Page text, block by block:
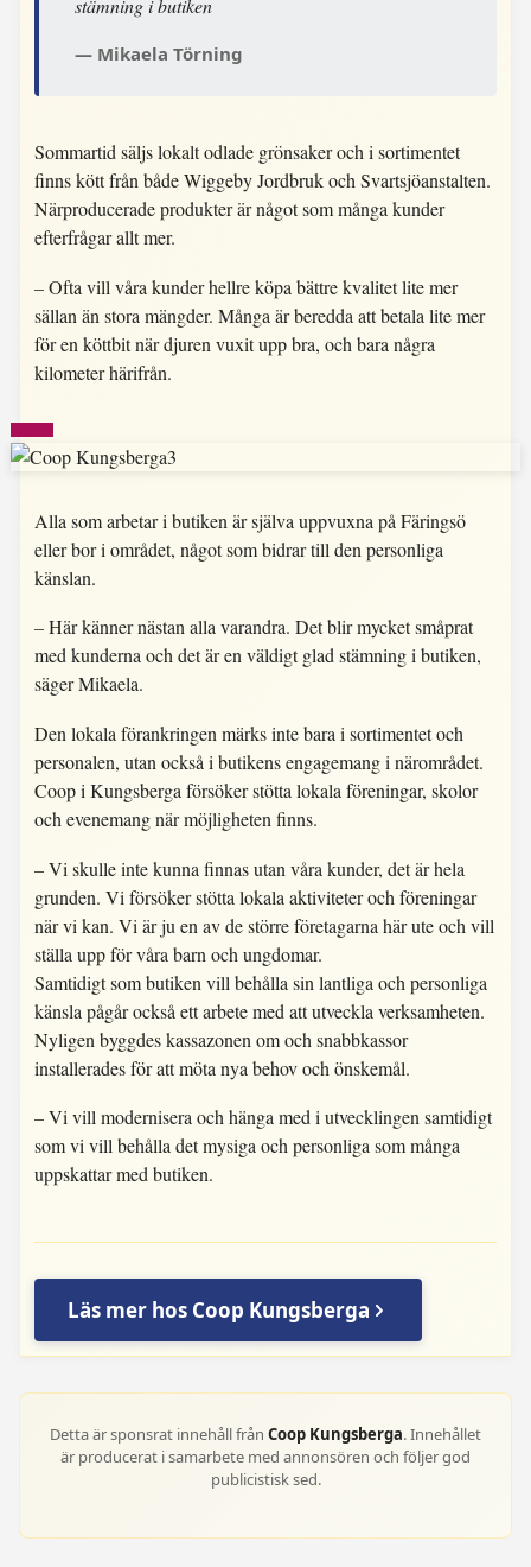
Mikaela Törning
Sommartid säljs lokalt odlade grönsaker och i sortimentet
finns kött från både Wiggeby Jordbruk och Svartsjöanstalten.
Närproducerade produkter är något som många kunder
efterfrågar allt mer.
– Ofta vill våra kunder hellre köpa bättre kvalitet lite mer
sällan än stora mängder. Många är beredda att betala lite mer
för en köttbit när djuren vuxit upp bra, och bara några
kilometer härifrån.
Alla som arbetar i butiken är själva uppvuxna på Färingsö
eller bor i området, något som bidrar till den personliga
känslan.
– Här känner nästan alla varandra. Det blir mycket småprat
med kunderna och det är en väldigt glad stämning i butiken,
säger Mikaela.
Den lokala förankringen märks inte bara i sortimentet och
personalen, utan också i butikens engagemang i närområdet.
Coop i Kungsberga försöker stötta lokala föreningar, skolor
och evenemang när möjligheten finns.
– Vi skulle inte kunna finnas utan våra kunder, det är hela
grunden. Vi försöker stötta lokala aktiviteter och föreningar
när vi kan. Vi är ju en av de större företagarna här ute och vill
ställa upp för våra barn och ungdomar.
Samtidigt som butiken vill behålla sin lantliga och personliga
känsla pågår också ett arbete med att utveckla verksamheten.
Nyligen byggdes kassazonen om och snabbkassor
installerades för att möta nya behov och önskemål.
– Vi vill modernisera och hänga med i utvecklingen samtidigt
som vi vill behålla det mysiga och personliga som många
uppskattar med butiken.
Läs mer hos Coop Kungsberga
Detta är sponsrat innehåll från Coop Kungsberga. Innehållet
är producerat i samarbete med annonsören och följer god
publicistisk sed.